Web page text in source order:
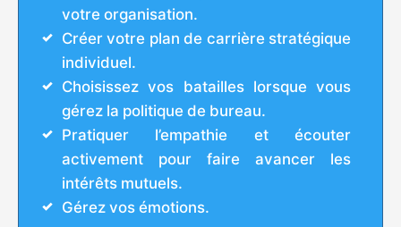
votre organisation.
Créer votre plan de carrière stratégique
individuel.
Choisissez vos batailles lorsque vous
gérez la politique de bureau.
Pratiquer l’empathie et écouter
activement pour faire avancer les
intérêts mutuels.
Gérez vos émotions.